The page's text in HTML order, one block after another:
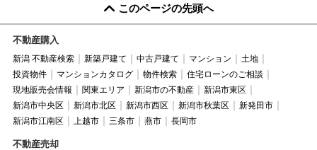
このページの先頭へ
不動産購入
新潟 不動産検索 新築戸建て 中古戸建て マンション
土地
投資物件
マンションカタログ 物件検索
住宅ローンのご相談
現地販売会情報
関東エリア 新潟市の不動産
新潟市東区
新潟市中央区
新潟市北区 新潟市西区 新潟市秋葉区
新発田市
新潟市江南区
上越市 三条市 燕市 長岡市
不動産売却